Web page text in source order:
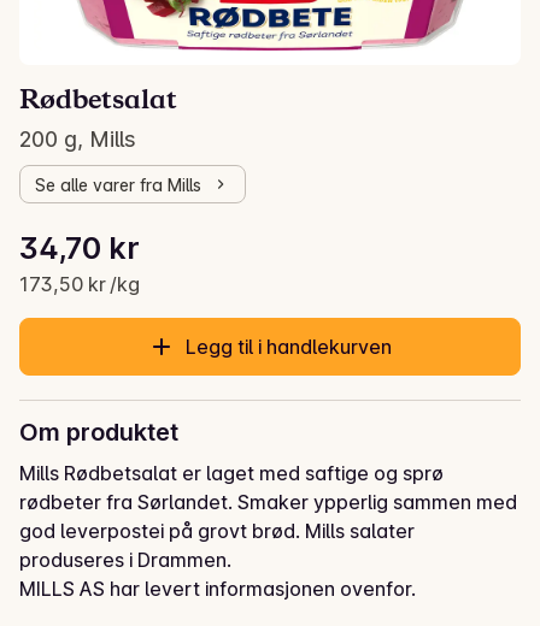
Rødbetsalat
200 g, Mills
Se alle varer fra Mills
Gjeldende pris er: 34,70 kr
34,70 kr
173,50 kr /kg
Stykkpris: 173,50 kr /kg
Legg til i handlekurven
Om produktet
Mills Rødbetsalat er laget med saftige og sprø
rødbeter fra Sørlandet. Smaker ypperlig sammen med
god leverpostei på grovt brød. Mills salater
produseres i Drammen.
MILLS AS har levert informasjonen ovenfor.